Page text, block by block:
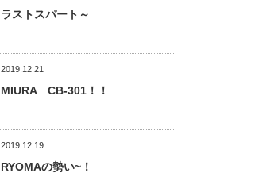
ラストスパート～
2019.12.21
MIURA CB-301！！
2019.12.19
RYOMAの勢い~！